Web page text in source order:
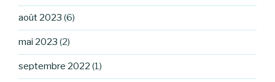
août 2023 (6)
mai 2023 (2)
septembre 2022 (1)